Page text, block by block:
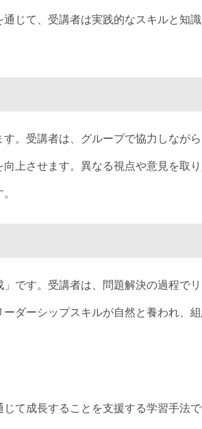
じて、受講者は実践的なスキルと知
。受講者は、グループで協力しなが
上させます。異なる視点や意見を取
です。受講者は、問題解決の過程で
ダーシップスキルが自然と養われ、
て成長することを支援する学習手法で